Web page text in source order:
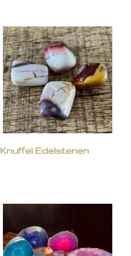
Knuffel Edelstenen